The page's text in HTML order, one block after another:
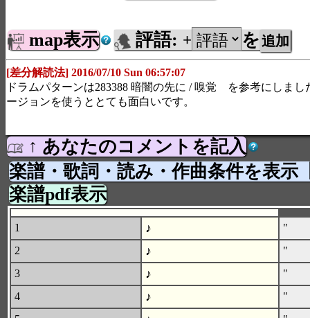
map表示 評語: + を
[差分解読法] 2016/07/10 Sun 06:57:07
ドラムパターンは283388 暗闇の先に / 嗅覚 を参考にしまし
ージョンを使うととても面白いです。
↑ あなたのコメントを記入
楽譜・歌詞・読み・作曲条件を表示
楽譜pdf表示
1 ♪
"
2
♪
"
3
♪
"
4
♪
"